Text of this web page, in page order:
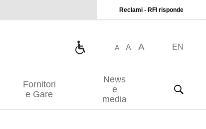
Reclami - RFI risponde
A A A EN
Fornitori
e Gare
News
e
media